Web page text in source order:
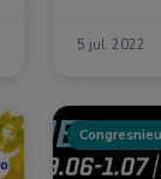
5 jul. 2022